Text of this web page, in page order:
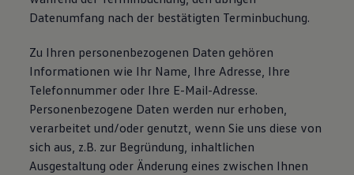
Datenumfang nach der bestätigten Terminbuchung.
Zu Ihren personenbezogenen Daten gehören
Informationen wie Ihr Name, Ihre Adresse, Ihre
Telefonnummer oder Ihre E-Mail-Adresse.
Personenbezogene Daten werden nur erhoben,
verarbeitet und/oder genutzt, wenn Sie uns diese von
sich aus, z.B. zur Begründung, inhaltlichen
Ausgestaltung oder Änderung eines zwischen Ihnen